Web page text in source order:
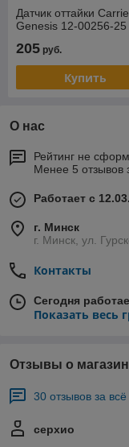
Датчик оттайки
Genesis 12-00256-25
205 руб.
Купить
О нас
Рейтинг не
Менее 5 отзывов
Работает с
г. Минск
г. Минск, ул.
Контакты
Сегодня
Показать весь
Отзывы о
30 отзывов за
серхио